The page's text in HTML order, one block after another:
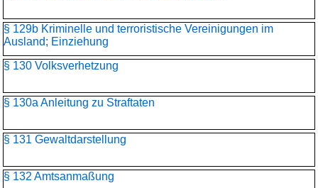
§ 129b Kriminelle und terroristische Vereinigungen im
Ausland; Einziehung
§ 130 Volksverhetzung
§ 130a Anleitung zu Straftaten
§ 131 Gewaltdarstellung
§ 132 Amtsanmaßung